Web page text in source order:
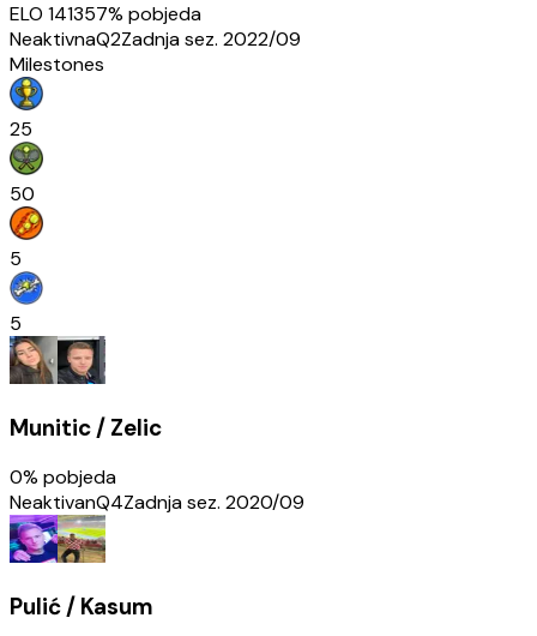
ELO 141357% pobjeda
NeaktivnaQ2Zadnja sez. 2022/09
Milestones
25
50
5
5
Munitic / Zelic
0% pobjeda
NeaktivanQ4Zadnja sez. 2020/09
Pulić / Kasum